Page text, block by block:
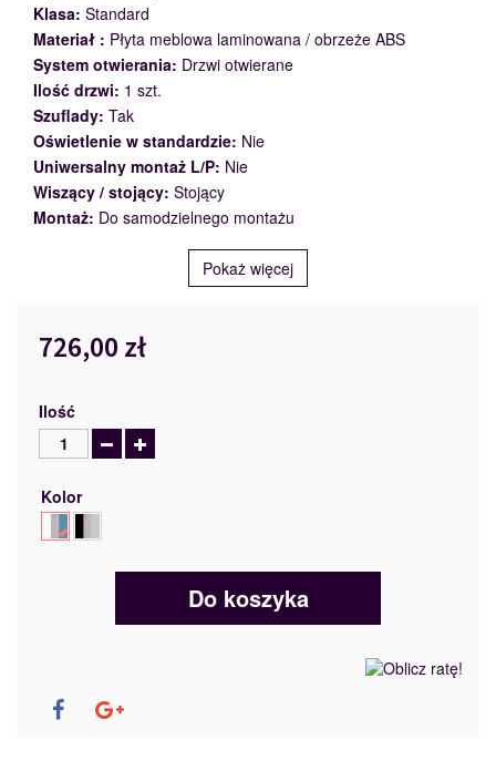
Klasa: Standard
Materiał : Płyta meblowa laminowana / obrzeże ABS
System otwierania: Drzwi otwierane
Ilość drzwi: 1 szt.
Szuflady: Tak
Oświetlenie w standardzie: Nie
Uniwersalny montaż L/P: Nie
Wiszący / stojący: Stojący
Montaż: Do samodzielnego montażu
Pokaż więcej
726,00 zł
Ilość
Do koszyka